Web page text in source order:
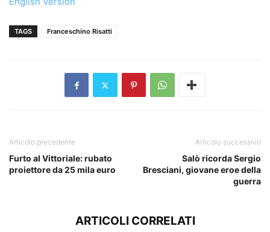
TAGS Franceschino Risatti
Articolo precedente
Furto al Vittoriale: rubato
proiettore da 25 mila euro
Articolo successivo
Salò ricorda Sergio
Bresciani, giovane eroe della
guerra
ARTICOLI CORRELATI